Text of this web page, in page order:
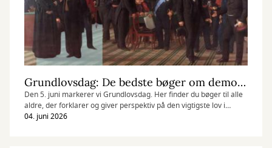
Grundlovsdag: De bedste bøger om demokrati for børn og voksne
Den 5. juni markerer vi Grundlovsdag. Her finder du bøger til alle
aldre, der forklarer og giver perspektiv på den vigtigste lov i
Danmark.
04. juni 2026